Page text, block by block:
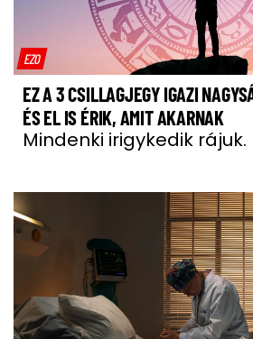
EZO
EZ A 3 CSILLAGJEGY IGAZI
ÉS EL IS ÉRIK, AMIT AKARNAK
Mindenki irigykedik rájuk.